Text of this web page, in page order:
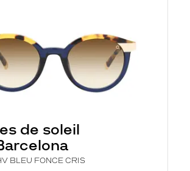
de soleil
BLEU FONCE CRIS